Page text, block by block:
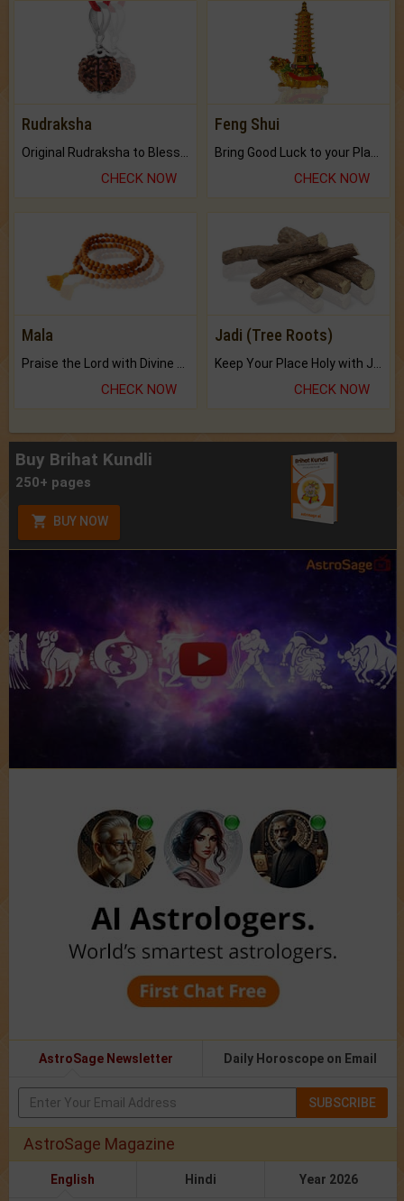
Rudraksha
CHECK NOW
Feng Shui
CHECK NOW
Mala
Praise the Lord with Divine Energies of Mala.
CHECK NOW
Jadi (Tree Roots)
Keep Your Place Holy with Jadi.
CHECK NOW
Buy Brihat Kundli
250+ pages
BUY NOW
AstroSage Newsletter Daily Horoscope on Email
SUBSCRIBE
AstroSage Magazine
English Hindi Year 2026